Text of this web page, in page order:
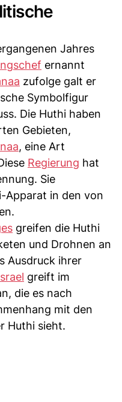
Jahres
ernannt
zufolge galt er
Symbolfigur
Die Huthi haben
Gebieten,
, eine Art
Regierung hat
Sie
Apparat in den von
greifen die Huthi
und Drohnen an
Ausdruck ihrer
greift im
die es nach
mit den
Huthi sieht.